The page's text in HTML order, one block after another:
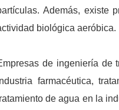
Además, existe
biológica aeróbica.
de ingeniería de
farmacéutica,
de agua en la